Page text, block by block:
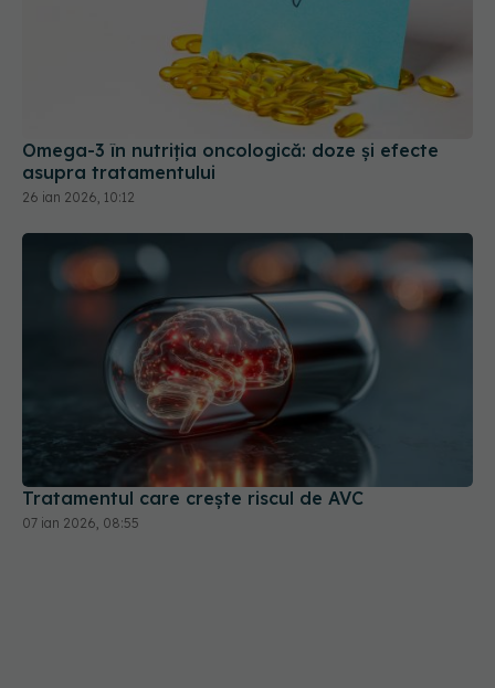
Omega-3 în nutriția oncologică: doze și efecte
26 ian 2026, 10:12
Tratamentul care crește riscul de AVC